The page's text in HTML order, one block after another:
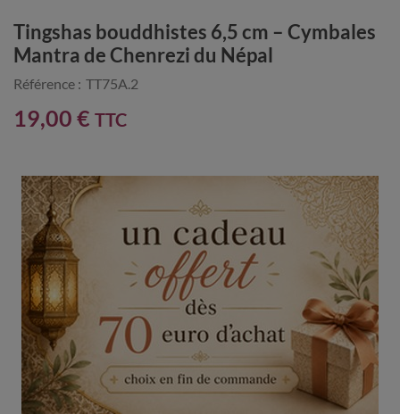
Tingshas bouddhistes 6,5 cm – Cymbales
Mantra de Chenrezi du Népal
Référence : TT75A.2
19,00 € TTC